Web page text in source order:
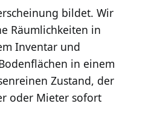
bildet. Wir
Räumlichkeiten in
Inventar und
in einem
Zustand, der
oder Mieter sofort